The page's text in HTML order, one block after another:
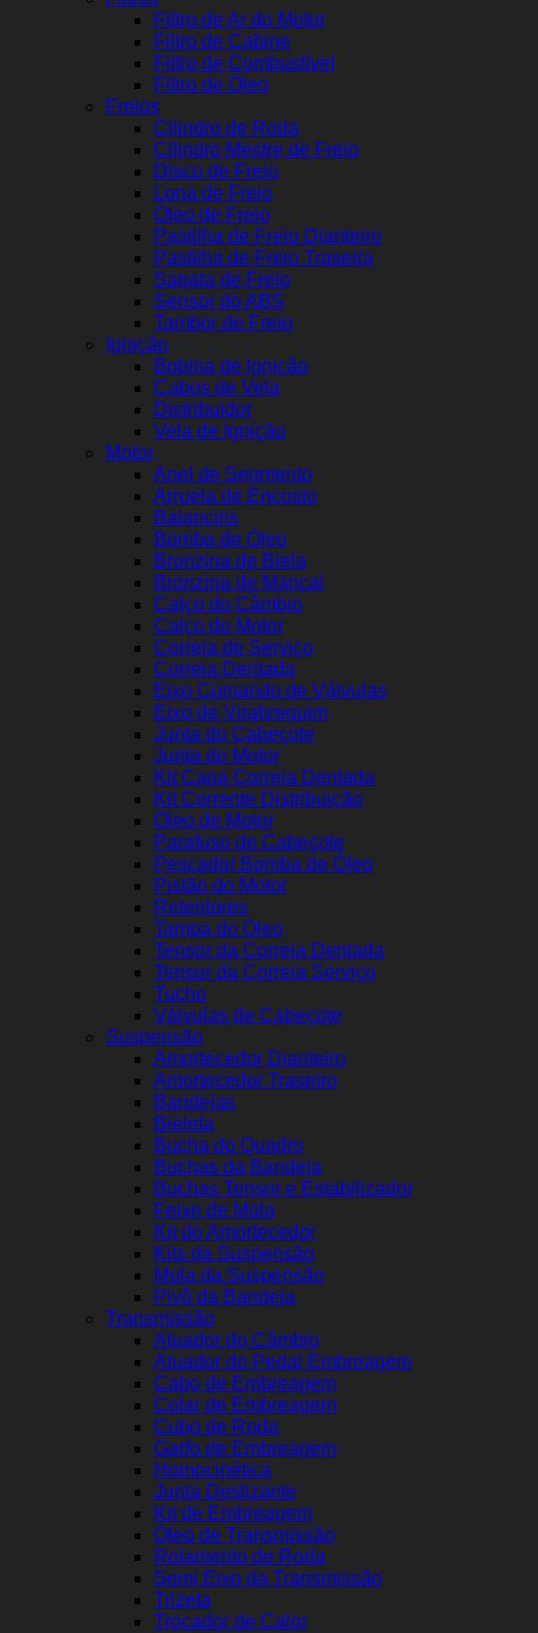
Filtro de Ar do Motor
Filtro de Cabine
Filtro de Combustível
Filtro de Óleo
Freios
Cilindro de Roda
Cilindro Mestre de Freio
Disco de Freio
Lona de Freio
Óleo de Freio
Pastilha de Freio Dianteiro
Pastilha de Freio Traseira
Sapata de Freio
Sensor do ABS
Tambor de Freio
Ignição
Bobina de Ignição
Cabos de Vela
Distribuidor
Vela de Ignição
Motor
Anel de Segmento
Arruela de Encosto
Balancins
Bomba de Óleo
Bronzina de Biela
Bronzina de Mancal
Calço do Câmbio
Calço do Motor
Correia de Serviço
Correia Dentada
Eixo Comando de Válvulas
Eixo de Virabrequim
Junta do Cabeçote
Junta do Motor
Kit Capa Correia Dentada
Kit Corrente Distribuição
Óleo de Motor
Parafuso de Cabeçote
Pescador Bomba de Óleo
Pistão do Motor
Retentores
Tampa do Óleo
Tensor da Correia Dentada
Tensor da Correia Serviço
Tucho
Válvulas de Cabeçote
Suspensão
Amortecedor Dianteiro
Amortecedor Traseiro
Bandejas
Bieleta
Bucha do Quadro
Buchas da Bandeja
Buchas Tensor e Estabilizador
Feixe de Mola
Kit do Amortecedor
Kits da Suspensão
Mola da Suspensão
Pivô da Bandeja
Transmissão
Atuador do Câmbio
Atuador do Pedal Embreagem
Cabo de Embreagem
Colar de Embreagem
Cubo de Roda
Garfo de Embreagem
Homocinética
Junta Deslizante
Kit de Embreagem
Óleo de Transmissão
Rolamento de Roda
Semi Eixo da Transmissão
Trizeta
Trocador de Calor